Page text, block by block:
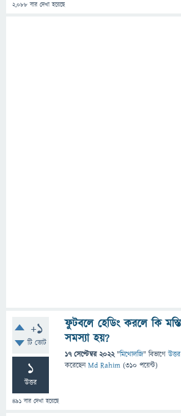
2,088 বার দেখা হয়েছে
+1
টি ভোট
1
উত্তর
491 বার দেখা হয়েছে
ফুটবলে হেডিং করলে কি
সমস্যা হয়?
17 সেপ্টেম্বর 2022 "মিথোলজি" বিভাগে
করেছেনMd Rahim (310 পয়েন্ট)